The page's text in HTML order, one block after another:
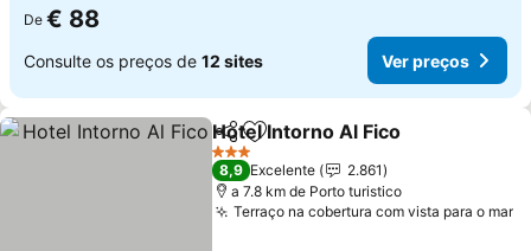
De € 88
Consulte os preços de 12 sites Ver preços
PartilharAdicionar aos favoritos
Hotel Intorno Al Fico
3 Estrelas
8,9 Excelente
2.861
a 7.8 km de Porto turistico
Terraço na cobertura com vista para o mar